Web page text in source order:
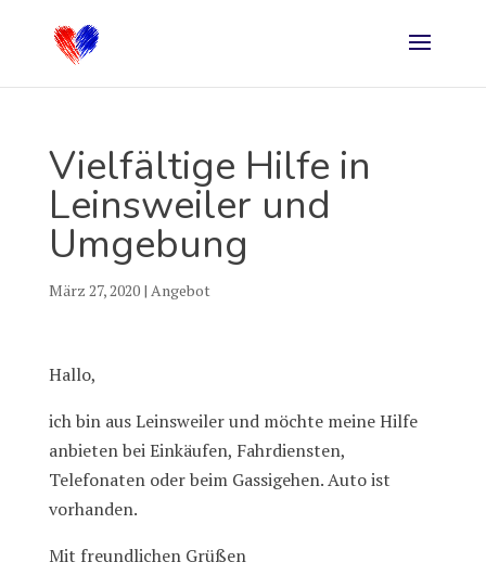
Vielfältige Hilfe in
Leinsweiler und
Umgebung
März 27, 2020| Angebot
Hallo,
ich bin aus Leinsweiler und möchte meine Hilfe
anbieten bei Einkäufen, Fahrdiensten,
Telefonaten oder beim Gassigehen. Auto ist
vorhanden.
Mit freundlichen Grüßen